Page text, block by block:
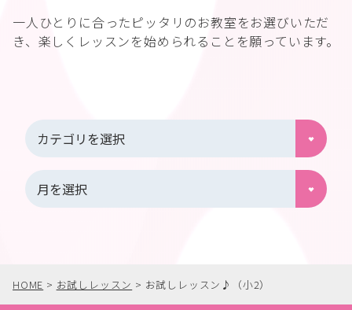
一人ひとりに合ったピッタリのお教室をお選びいただ
き、楽しくレッスンを始められることを願っています。
HOME > お試しレッスン > お試しレッスン♪（小2）